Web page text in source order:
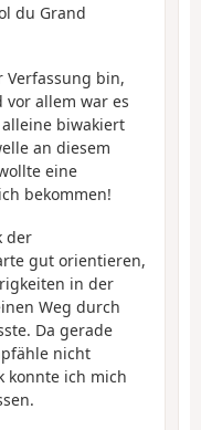
du Grand
bin,
allem war es
biwakiert
an diesem
eine
bekommen!
der
gut orientieren,
in der
Weg durch
Da gerade
nicht
konnte ich mich